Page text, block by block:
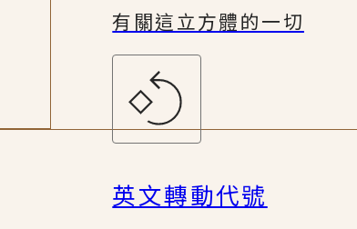
有關這立方體的一切
英文轉動代號